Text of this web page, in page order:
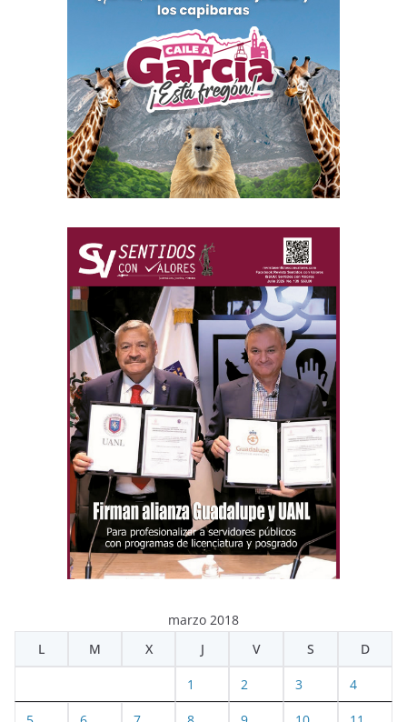
marzo 2018
L
M X J V S D
1 2 3 4